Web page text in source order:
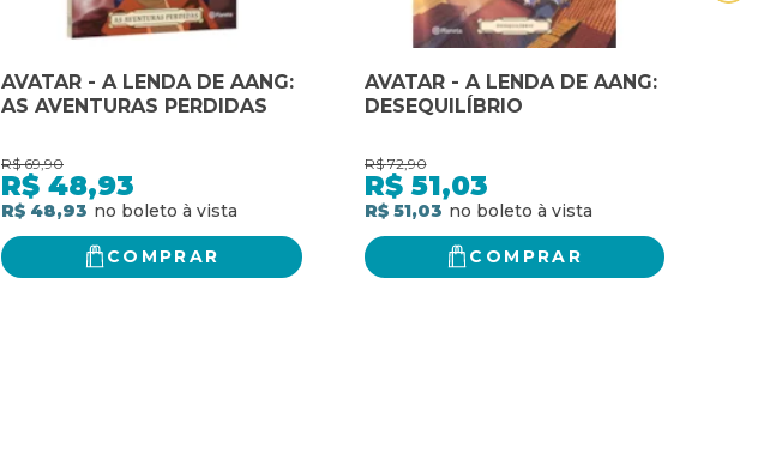
AVATAR - A LENDA DE AANG:
AS AVENTURAS PERDIDAS
R$ 69,90
R$ 48,93
R$ 48,93
COMPRAR
AVATAR - A LENDA DE AANG:
DESEQUILÍBRIO
R$ 72,90
R$ 51,03
R$ 51,03
COMPRAR